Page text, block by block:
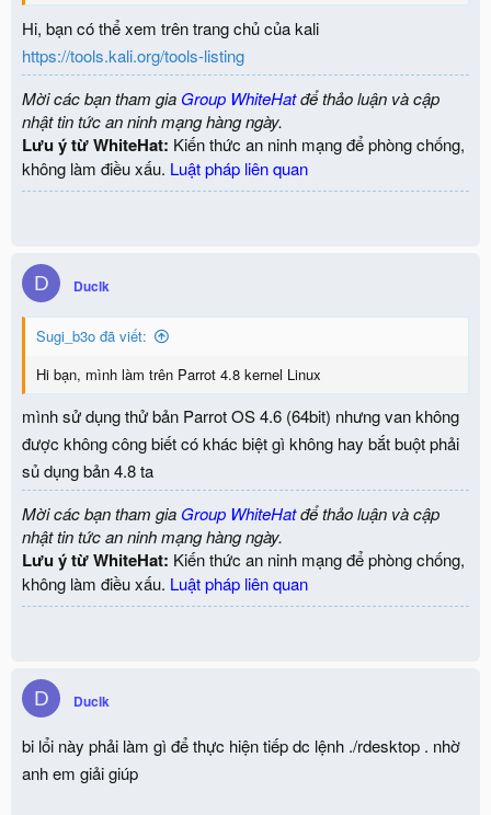
Hi, bạn có thể xem trên trang chủ của kali
https://tools.kali.org/tools-listing
Mời các bạn tham gia Group WhiteHatđể thảo luận và cập
nhật tin tức an ninh mạng hàng ngày.
Lưu ý từ WhiteHat: Kiến thức an ninh mạng để phòng chống,
không làm điều xấu. Luật pháp liên quan
D Duclk
Sugi_b3o đã viết:
Hi bạn, mình làm trên Parrot 4.8 kernel Linux
mình sử dụng thử bản Parrot OS 4.6 (64bit) nhưng van không
được không công biết có khác biệt gì không hay bắt buột phải
sủ dụng bản 4.8 ta
Mời các bạn tham gia Group WhiteHatđể thảo luận và cập
nhật tin tức an ninh mạng hàng ngày.
Lưu ý từ WhiteHat: Kiến thức an ninh mạng để phòng chống,
không làm điều xấu. Luật pháp liên quan
D Duclk
bi lổi này phải làm gì để thực hiện tiếp dc lệnh ./rdesktop . nhờ
anh em giải giúp